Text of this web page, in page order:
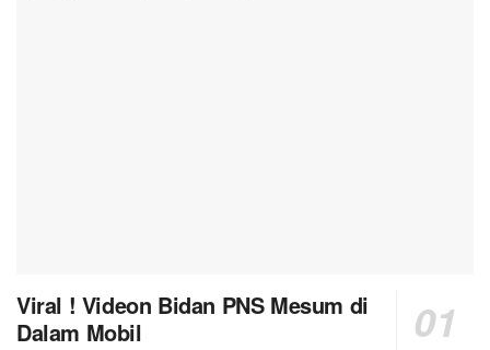
Viral ! Videon Bidan PNS Mesum di
Dalam Mobil